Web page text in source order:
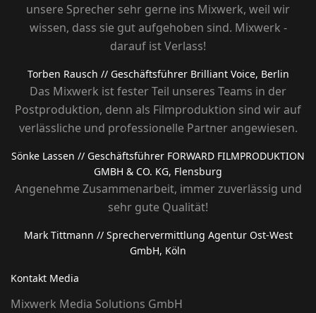
unsere Sprecher sehr gerne ins Mixwerk, weil wir
wissen, dass sie gut aufgehoben sind. Mixwerk -
darauf ist Verlass!
Torben Rausch // Geschäftsführer Brilliant Voice, Berlin
Das Mixwerk ist fester Teil unseres Teams in der
Postproduktion, denn als Filmproduktion sind wir auf
verlässliche und professionelle Partner angewiesen.
Sönke Lassen // Geschäftsführer FORWARD FILMPRODUKTION
GMBH & CO. KG, Flensburg
Angenehme Zusammenarbeit, immer zuverlässig und
sehr gute Qualität!
Mark Tittmann // Sprechervermittlung Agentur Ost-West
GmbH, Köln
Kontakt Media
Mixwerk Media Solutions GmbH